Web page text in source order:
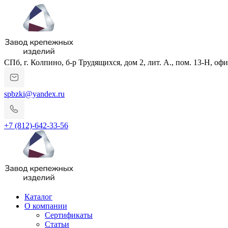
СПб, г. Колпино, б-р Трудящихся, дом 2, лит. А., пом. 13-Н,
spbzki@yandex.ru
+7 (812)-642-33-56
Каталог
О компании
Сертификаты
Статьи